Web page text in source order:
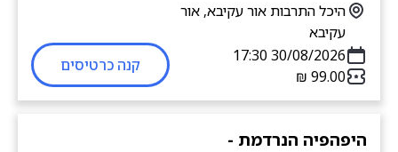
היכל התרבות אור עקיבא, אור
עקיבא
30/08/2026 17:30
קנה כרטיסים
היפהפיה הנרדמת -